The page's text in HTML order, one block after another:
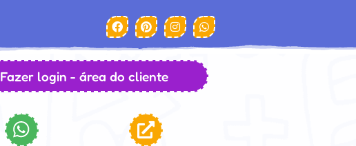
Fazer login - área do cliente